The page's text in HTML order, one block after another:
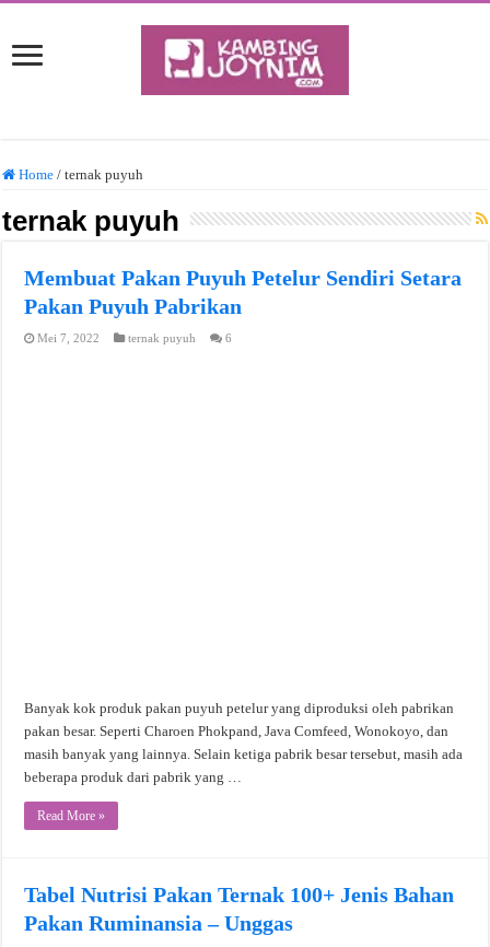
Home / ternak puyuh
ternak puyuh
Membuat Pakan Puyuh Petelur Sendiri Setara
Pakan Puyuh Pabrikan
Mei 7, 2022 ternak puyuh 6
Banyak kok produk pakan puyuh petelur yang diproduksi oleh pabrikan
pakan besar. Seperti Charoen Phokpand, Java Comfeed, Wonokoyo, dan
masih banyak yang lainnya. Selain ketiga pabrik besar tersebut, masih ada
beberapa produk dari pabrik yang …
Read More »
Tabel Nutrisi Pakan Ternak 100+ Jenis Bahan
Pakan Ruminansia – Unggas